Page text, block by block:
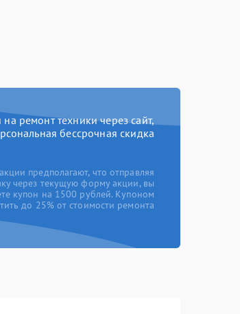
ремонт техники через сайт,
бессрочная скидка
предполагают, что отправляя
через текущую форму акции, вы
купон на 1500 рублей. Купоном
до 25% от стоимости ремонта